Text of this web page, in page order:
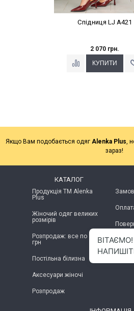
Спідниця LJ A421
2 070 грн.
Якщо Вам подобається одяг Alenka Plus ,
зараз!
КАТАЛОГ
Продукція ТМ Alenka
Plus
Жіночий одяг великих
розмірів
Розпродаж: все по 100
грн
Постільна білизна
Аксесуари жіночі
Розпродаж